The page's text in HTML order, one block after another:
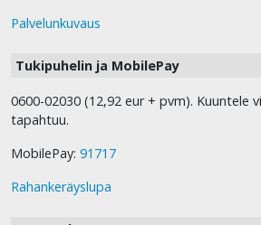
Palvelunkuvaus
Tukipuhelin ja MobilePay
0600-02030 (12,92 eur + pvm). Kuuntele
tapahtuu.
MobilePay: 91717
Rahankeräyslupa